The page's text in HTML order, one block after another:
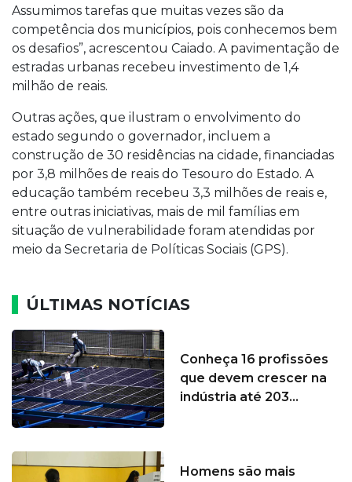
Assumimos tarefas que muitas vezes são da
competência dos municípios, pois conhecemos bem
os desafios”, acrescentou Caiado. A pavimentação de
estradas urbanas recebeu investimento de 1,4
milhão de reais.
Outras ações, que ilustram o envolvimento do
estado segundo o governador, incluem a
construção de 30 residências na cidade, financiadas
por 3,8 milhões de reais do Tesouro do Estado. A
educação também recebeu 3,3 milhões de reais e,
entre outras iniciativas, mais de mil famílias em
situação de vulnerabilidade foram atendidas por
meio da Secretaria de Políticas Sociais (GPS).
ÚLTIMAS NOTÍCIAS
Conheça 16 profissões
que devem crescer na
indústria até 203...
Homens são mais